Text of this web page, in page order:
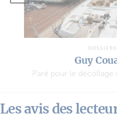
DOSSIERS
Guy
Paré pour le décollage
Les avis des